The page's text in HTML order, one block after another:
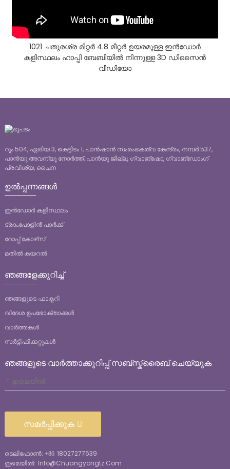
1021 ചതുരശ്ര മീറ്റർ 4.8 മീറ്റർ ഉയരമുള്ള ഇൻഡോർ
കളിസ്ഥലം ഹാപ്പി ബേബിയിൽ നിന്നുള്ള 3D ഡിസൈൻ
വീഡിയോ
റൂം 504, ഏരിയ 3, കെട്ടിടം 1, പാൻഷാൻ സംരംഭകത്വ കേന്ദ്രം, നമ്പർ 537,
പാൻയു അവന്യൂ നോർത്ത്, പാൻയു ജില്ല, ഗ്വാങ്‌ഷോ, ഗ്വാങ്‌ഡോംഗ്
പ്രവിശ്യ, ചൈന
ഉൽപ്പന്നങ്ങൾ
ഇൻഡോർ കളിസ്ഥലം
ട്രാംപോളിൻ പാർക്ക്
റോപ്പ് കോഴ്‌സ്
മതിൽ കയറൽ
ഞങ്ങളേക്കുറിച്ച്
ഞങ്ങളുടെ ഫാക്ടറി
വിദേശ ഉപഭോക്താക്കൾ
വാർത്തകൾ
സർട്ടിഫിക്കറ്റുകൾ
ഞങ്ങളുടെ വാർത്താക്കുറിപ്പ് സബ്സ്ക്രൈബ് ചെയ്യുക
സമർപ്പിക്കുക
ടെലിഫോൺ: +86 18027277639
ഇമെയിൽ: Info@chuangyongtz.com